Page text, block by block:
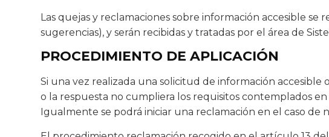
Las quejas y reclamaciones sobre información accesible
sugerencias), y serán recibidas y tratadas por el área de
PROCEDIMIENTO DE APLICACIÓN
Si una vez realizada una solicitud de información accesible
o la respuesta no cumpliera los requisitos contemplados en
Igualmente se podrá iniciar una reclamación en el caso de